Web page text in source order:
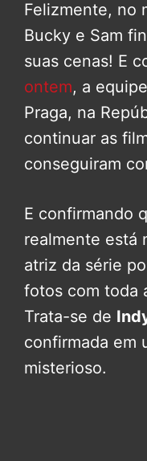
Felizmente, no
Bucky e Sam
suas cenas! E
ontem, a
Praga, na
continuar as
conseguiram
E confirmando
realmente está
atriz da série
fotos com toda
Trata-se de
confirmada em
misterioso.